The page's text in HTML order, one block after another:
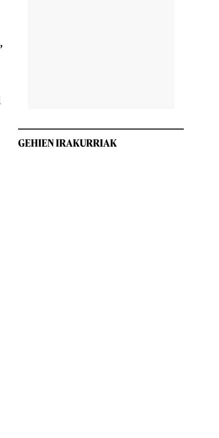
GEHIEN IRAKURRIAK